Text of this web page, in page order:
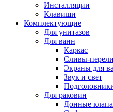
Инсталляции
Клавиши
Комплектующие
Для унитазов
Для ванн
Каркас
Сливы-
Экраны для
Звук и свет
Для раковин
Донные